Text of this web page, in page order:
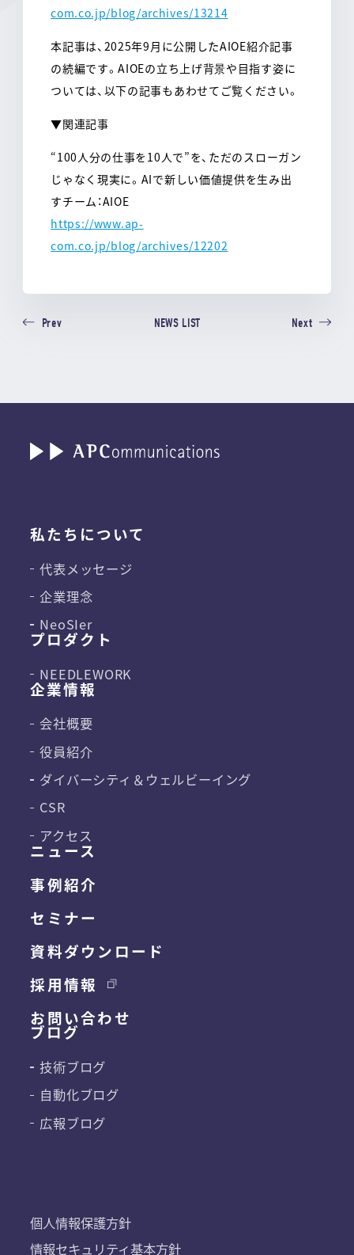
com.co.jp/blog/archives/13214
本記事は、2025年9月に公開したAIOE紹介記事
の続編です。AIOEの立ち上げ背景や目指す姿に
ついては、以下の記事もあわせてご覧ください。
▼関連記事
“100人分の仕事を10人で”を、ただのスローガン
じゃなく現実に。AIで新しい価値提供を生み出
すチーム：AIOE
https://www.ap-
com.co.jp/blog/archives/12202
Prev NEWS LIST Next
個人情報保護方針
情報セキュリティ基本方針
ニュース
事例紹介
セミナー
資料ダウンロード
採用情報
お問い合わせ
私たちについて
代表メッセージ
企業理念
NeoSIer
プロダクト
NEEDLEWORK
企業情報
会社概要
役員紹介
ダイバーシティ＆ ウェルビーイング
CSR
アクセス
ブログ
技術ブログ
自動化ブログ
広報ブログ